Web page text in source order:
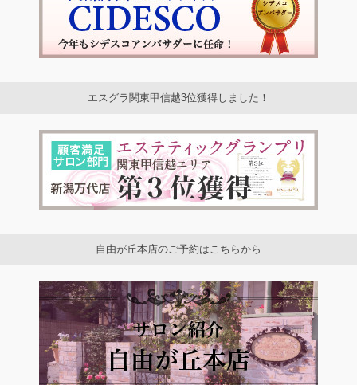
エスグラ関東甲信越3位獲得しました！
自由が丘本店のご予約はこちらから